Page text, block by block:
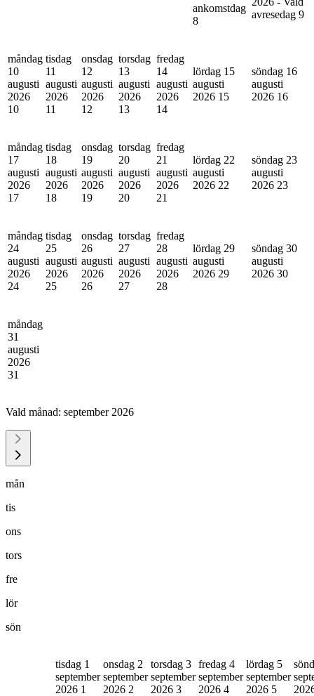
ankomstdag
8
avresedag 9
måndag
10
augusti
2026
10
tisdag
11
augusti
2026
11
onsdag
12
augusti
2026
12
torsdag
13
augusti
2026
13
fredag
14
augusti
2026
14
lördag 15
augusti
2026 15
söndag 16
augusti
2026 16
måndag
17
augusti
2026
17
tisdag
18
augusti
2026
18
onsdag
19
augusti
2026
19
torsdag
20
augusti
2026
20
fredag
21
augusti
2026
21
lördag 22
augusti
2026 22
söndag 23
augusti
2026 23
måndag
24
augusti
2026
24
tisdag
25
augusti
2026
25
onsdag
26
augusti
2026
26
torsdag
27
augusti
2026
27
fredag
28
augusti
2026
28
lördag 29
augusti
2026 29
söndag 30
augusti
2026 30
måndag
31
augusti
2026
31
Vald månad: september 2026
mån
tis
ons
tors
fre
lör
sön
tisdag 1
september
2026 1
onsdag 2
september
2026 2
torsdag 3
september
2026 3
fredag 4
september
2026 4
lördag 5
september
2026 5